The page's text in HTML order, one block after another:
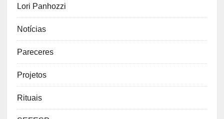
Lori Panhozzi
Notícias
Pareceres
Projetos
Rituais